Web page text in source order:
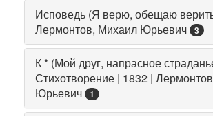
Исповедь (Я верю, обещаю
Лермонтов, Михаил Юрьевич
3
К * (Мой друг, напрасное
Стихотворение | 1832 |
Юрьевич
1